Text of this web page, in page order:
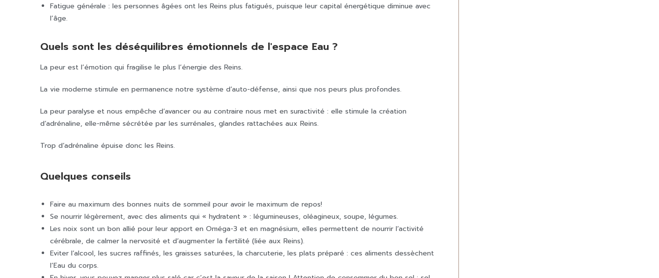
Fatigue générale : les personnes âgées ont les Reins plus fatigués, puisque leur capital énergétique diminue avec
l’âge.
Quels sont les déséquilibres émotionnels de l'espace Eau ?
La peur est l’émotion qui fragilise le plus l’énergie des Reins.
La vie moderne stimule en permanence notre système d’auto-défense, ainsi que nos peurs plus profondes.
La peur paralyse et nous empêche d’avancer ou au contraire nous met en suractivité : elle stimule la création
d’adrénaline, elle-même sécrétée par les surrénales, glandes rattachées aux Reins.
Trop d’adrénaline épuise donc les Reins.
Quelques conseils
Faire au maximum des bonnes nuits de sommeil pour avoir le maximum de repos!
Se nourrir légèrement, avec des aliments qui « hydratent » : légumineuses, oléagineux, soupe, légumes.
Les noix sont un bon allié pour leur apport en Oméga-3 et en magnésium, elles permettent de nourrir l’activité
cérébrale, de calmer la nervosité et d’augmenter la fertilité (liée aux Reins).
Eviter l’alcool, les sucres raffinés, les graisses saturées, la charcuterie, les plats préparé : ces aliments dessèchent
l’Eau du corps.